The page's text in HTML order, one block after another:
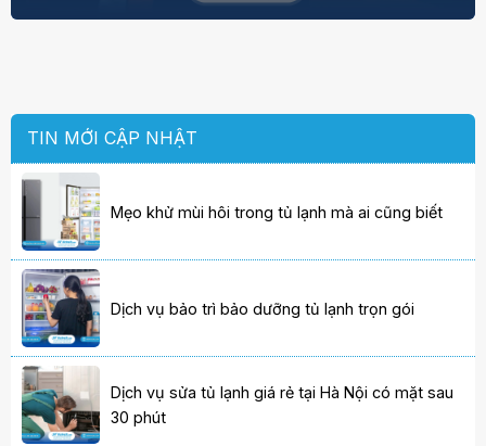
TIN MỚI CẬP NHẬT
Mẹo khử mùi hôi trong tủ lạnh mà ai cũng biết
Dịch vụ bảo trì bảo dưỡng tủ lạnh trọn gói
Dịch vụ sửa tủ lạnh giá rẻ tại Hà Nội có mặt sau
30 phút